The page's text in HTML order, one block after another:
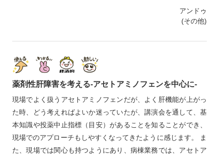
アンドゥ
(その他)
薬剤性肝障害を考える‐アセトアミノフェンを中心に‐
現場でよく扱うアセトアミノフェンだが、よく肝機能が上がっ
た時、どう考えればよいか迷っていたが、講演会を通して、基
本知識や投薬中止指標（目安）があることを知ることができ、
現場でのアプローチもしやすくなってきたように感じます。 ま
た、現場では関心も持つようにあり、病棟業務では、アセトア